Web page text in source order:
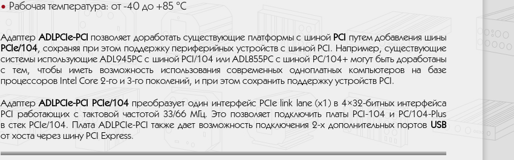
Рабочая температура: от -40 до +85 °C
АдаптерADLPCIe-PCI позволяет доработать существующие платформы с шиной PCI путем добавления шины
PCIe/104, сохраняя при этом поддержку периферийных устройств с шиной PCI. Например, существующие
системы использующие ADL945PC с шиной PCI/104 или ADL855PC с шиной PC/104+ могут быть доработаны
с тем, чтобы иметь возможность использования современных одноплатных компьютеров на базе
процессоров Intel Core 2-го и 3-го поколений, и при этом сохранить поддержку устройств PCI.
АдаптерADLPCIe-PCI PCIe/104преобразует один интерфейс PCIe link lane (x1) в 4×32-битных интерфейса
PCI работающих с тактовой частотой 33/66 МГц. Это позволяет подключить платы PCI-104 и PC/104-Plus
в стек PCIe/104. Плата ADLPCIe-PCI также дает возможность подключения 2-х дополнительных портов USB
от хоста через шину PCI Express.